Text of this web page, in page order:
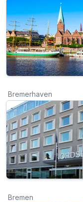
Bremerhaven
Bremen